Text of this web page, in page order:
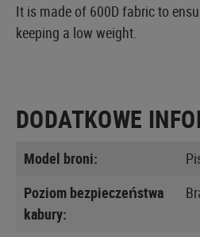
It is made of 600D fabric to
keeping a low weight.
DODATKOWE
Model broni:
Poziom bezpieczeństwa
kabury: